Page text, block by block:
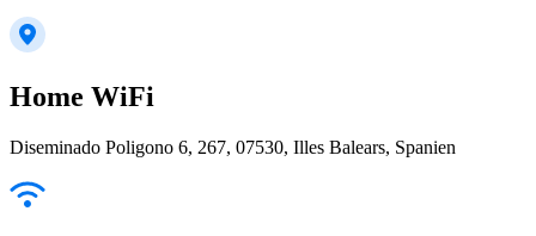
Home WiFi
Diseminado Poligono 6, 267, 07530, Illes Balears, Spanien